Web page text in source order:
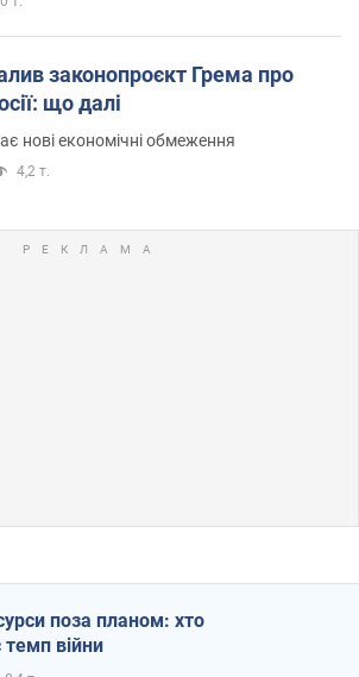
законопроєкт Грема про
що далі
нові економічні обмеження
4,2 т.
поза планом: хто
темп війни